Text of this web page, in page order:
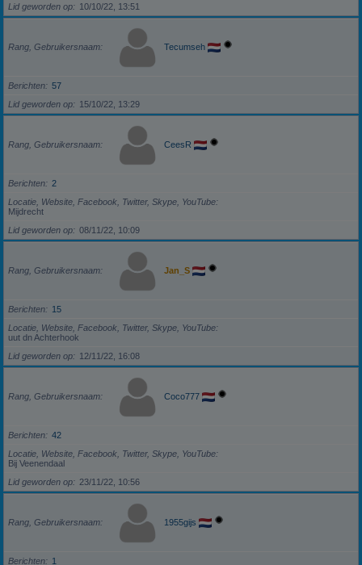
Lid geworden op
10/10/22, 13:51
Rang, Gebruikersnaam Tecumseh
Berichten
57
Lid geworden op
15/10/22, 13:29
Rang, Gebruikersnaam CeesR
Berichten
2
Locatie, Website, Facebook, Twitter, Skype, YouTube
Mijdrecht
Lid geworden op
08/11/22, 10:09
Rang, Gebruikersnaam Jan_S
Berichten
15
Locatie, Website, Facebook, Twitter, Skype, YouTube
uut dn Achterhook
Lid geworden op
12/11/22, 16:08
Rang, Gebruikersnaam Coco777
Berichten
42
Locatie, Website, Facebook, Twitter, Skype, YouTube
Bij Veenendaal
Lid geworden op
23/11/22, 10:56
Rang, Gebruikersnaam 1955gijs
Berichten 1